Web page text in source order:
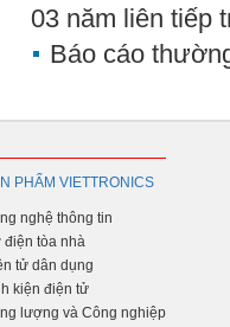
03 năm liên tiếp
Báo cáo
PHẨM VIETTRONICS
nghệ thông tin
điện tòa nhà
tử dân dụng
kiện điện tử
lượng và Công nghiệp